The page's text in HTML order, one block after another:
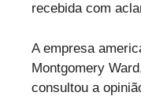
recebida com
A empresa
Montgomery
consultou a